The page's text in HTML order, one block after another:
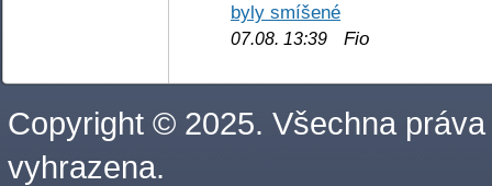
byly smíšené
07.08. 13:39 Fio
Copyright © 2025. Všechna práva
vyhrazena.